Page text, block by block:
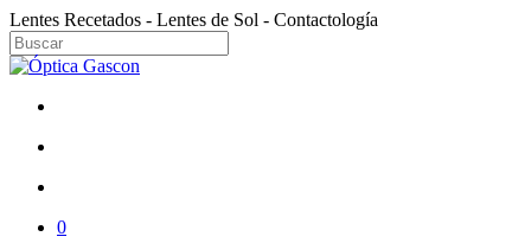
Skip
to
main
content
Lentes Recetados - Lentes de Sol - Contactología
Close
0